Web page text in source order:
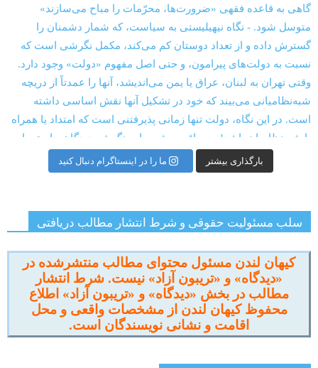
بارگذاری بیشتر ما را در اینستاگرام دنبال کنید
سلب مسئولیت حقوقی و شرط انتشار مطالب دریافتی
کیهان لندن مسئول محتوای مطالب منتشرشده در
«دیدگاه» و «تریبون آزاد» نیست. شرط انتشار
مطالب در بخش «دیدگاه» و «تریبون آزاد» اطلاع
محفوظ کیهان لندن از مشخصات واقعی و محل
اقامت و نشانی نویسندگان است.